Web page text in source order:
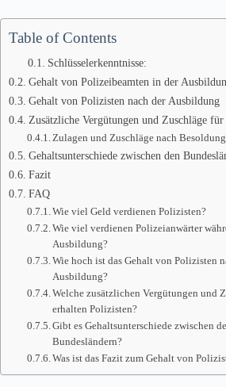
Table of Contents
Schlüsselerkenntnisse:
Gehalt von Polizeibeamten in der
Gehalt von Polizisten nach der Ausbildung
Zusätzliche Vergütungen und Zuschläge
Zulagen und Zuschläge nach
Gehaltsunterschiede zwischen den
Fazit
FAQ
Wie viel Geld verdienen Polizisten?
Wie viel verdienen Polizeianwärter
Ausbildung?
Wie hoch ist das Gehalt von Polizisten
Ausbildung?
Welche zusätzlichen Vergütungen und
erhalten Polizisten?
Gibt es Gehaltsunterschiede zwischen
Bundesländern?
Was ist das Fazit zum Gehalt von